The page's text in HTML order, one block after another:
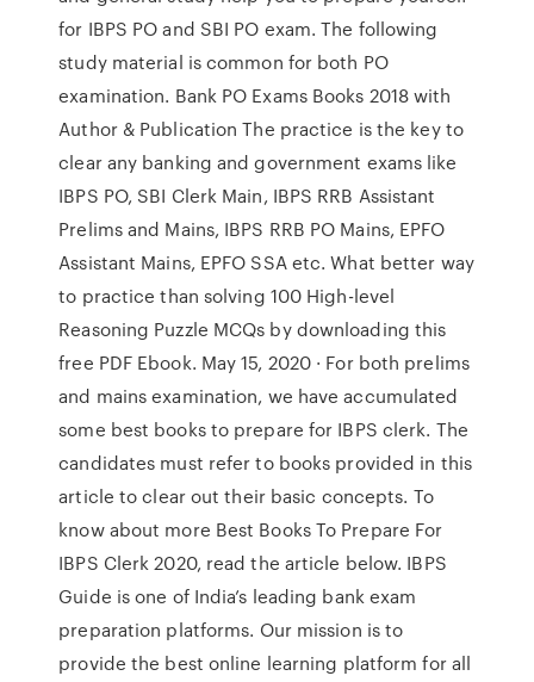
for IBPS PO and SBI PO exam. The following
study material is common for both PO
examination. Bank PO Exams Books 2018 with
Author & Publication The practice is the key to
clear any banking and government exams like
IBPS PO, SBI Clerk Main, IBPS RRB Assistant
Prelims and Mains, IBPS RRB PO Mains, EPFO
Assistant Mains, EPFO SSA etc. What better way
to practice than solving 100 High-level
Reasoning Puzzle MCQs by downloading this
free PDF Ebook. May 15, 2020 · For both prelims
and mains examination, we have accumulated
some best books to prepare for IBPS clerk. The
candidates must refer to books provided in this
article to clear out their basic concepts. To
know about more Best Books To Prepare For
IBPS Clerk 2020, read the article below. IBPS
Guide is one of India’s leading bank exam
preparation platforms. Our mission is to
provide the best online learning platform for all